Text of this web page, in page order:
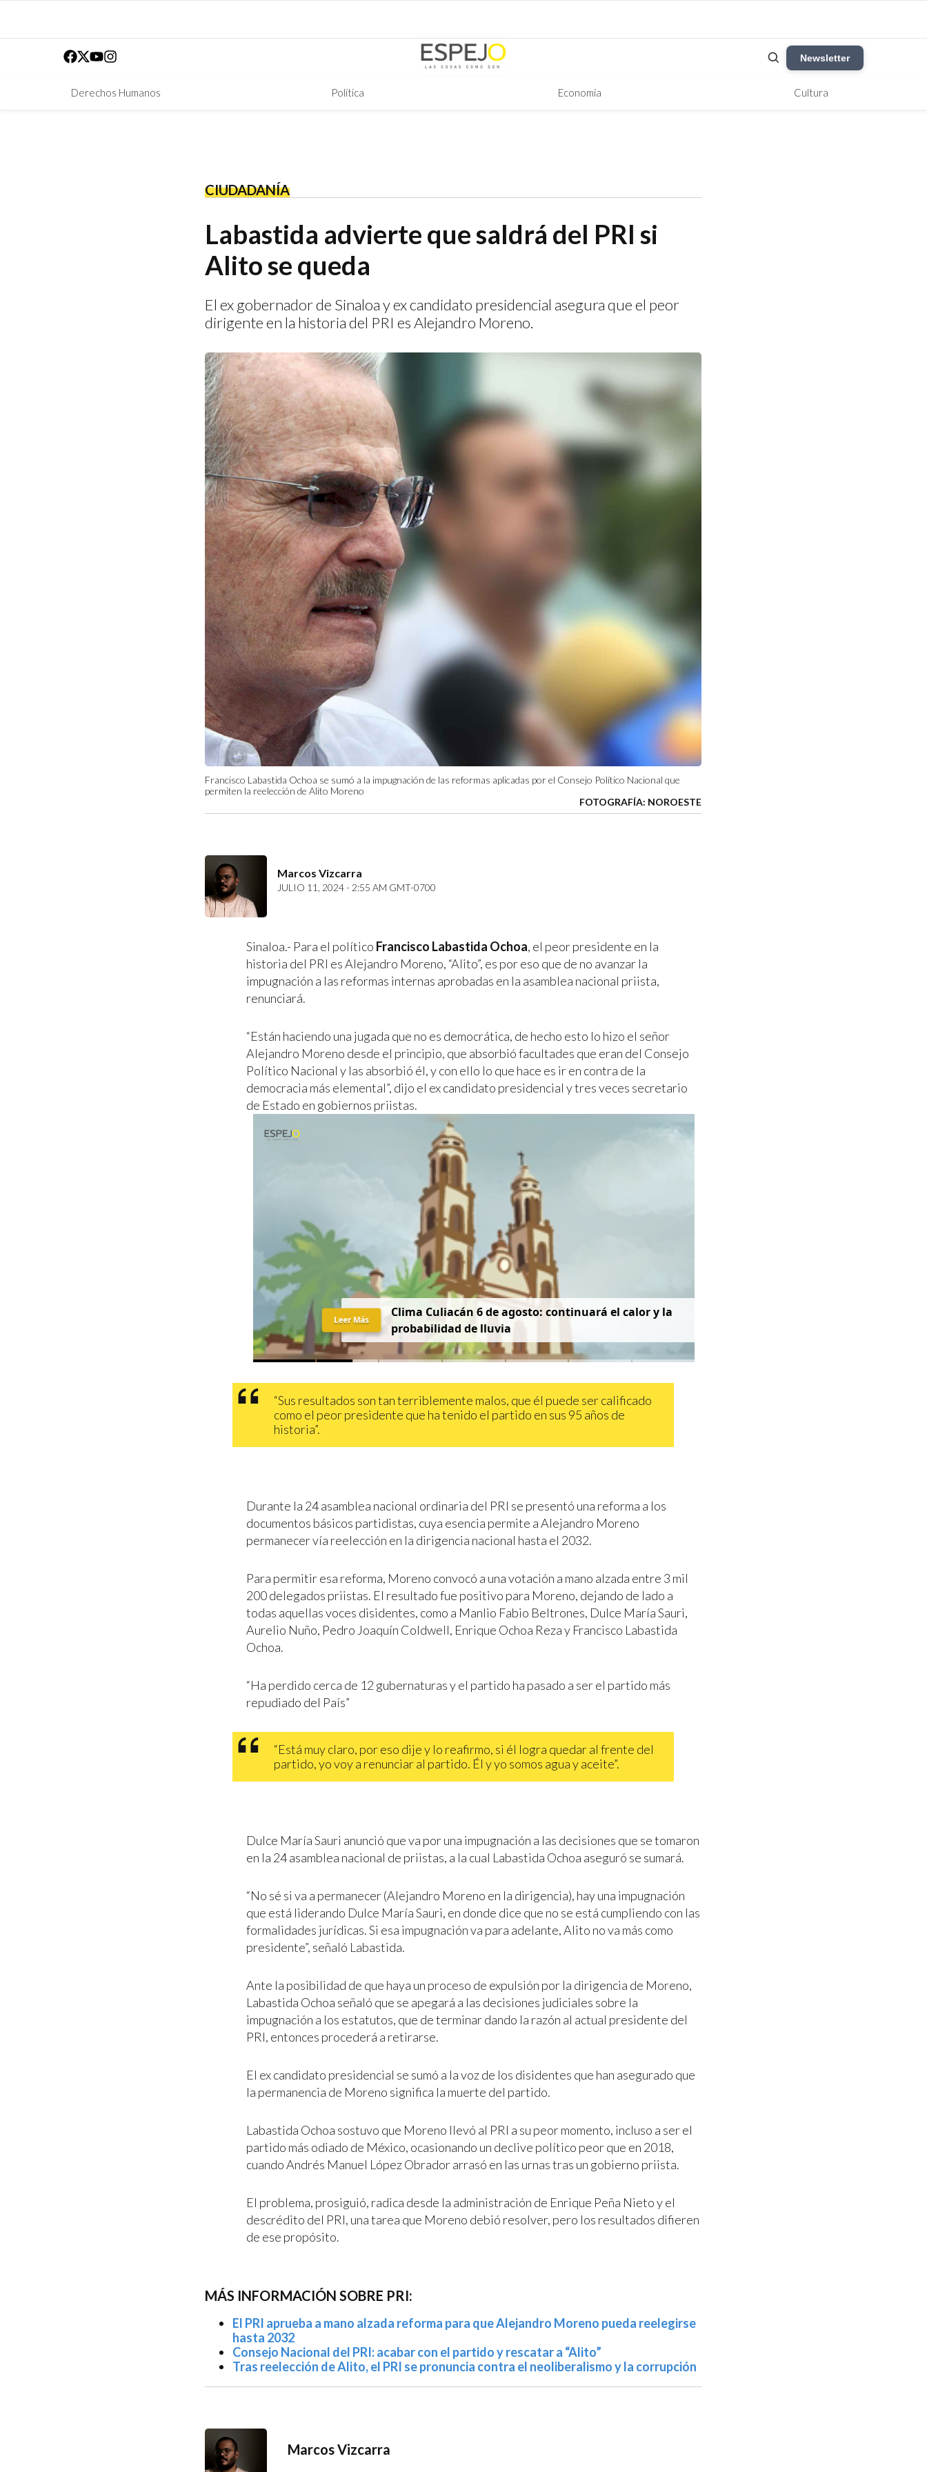
Newsletter
Derechos Humanos Política Economía Cultura
CIUDADANÍA
Labastida advierte que saldrá del PRI si
Alito se queda
El ex gobernador de Sinaloa y ex candidato presidencial asegura que el peor
dirigente en la historia del PRI es Alejandro Moreno.
Francisco Labastida Ochoa se sumó a la impugnación de las reformas aplicadas por el Consejo Político Nacional que
permiten la reelección de Alito Moreno
FOTOGRAFÍA: NOROESTE
Marcos Vizcarra
JULIO 11, 2024 - 2:55 AM GMT-0700
Sinaloa.- Para el político Francisco Labastida Ochoa, el peor presidente en la
historia del PRI es Alejandro Moreno, “Alito”, es por eso que de no avanzar la
impugnación a las reformas internas aprobadas en la asamblea nacional priista,
renunciará.
“Están haciendo una jugada que no es democrática, de hecho esto lo hizo el señor
Alejandro Moreno desde el principio, que absorbió facultades que eran del Consejo
Político Nacional y las absorbió él, y con ello lo que hace es ir en contra de la
democracia más elemental”, dijo el ex candidato presidencial y tres veces secretario
de Estado en gobiernos priistas.
Clima Culiacán 6 de agosto: continuará el calor y la
probabilidad de lluvia
Leer Más
“Sus resultados son tan terriblemente malos, que él puede ser calificado
como el peor presidente que ha tenido el partido en sus 95 años de
historia”.
Durante la 24 asamblea nacional ordinaria del PRI se presentó una reforma a los
documentos básicos partidistas, cuya esencia permite a Alejandro Moreno
permanecer vía reelección en la dirigencia nacional hasta el 2032.
Para permitir esa reforma, Moreno convocó a una votación a mano alzada entre 3 mil
200 delegados priistas. El resultado fue positivo para Moreno, dejando de lado a
todas aquellas voces disidentes, como a Manlio Fabio Beltrones, Dulce María Sauri,
Aurelio Nuño, Pedro Joaquín Coldwell, Enrique Ochoa Reza y Francisco Labastida
Ochoa.
“Ha perdido cerca de 12 gubernaturas y el partido ha pasado a ser el partido más
repudiado del País”
“Está muy claro, por eso dije y lo reafirmo, si él logra quedar al frente del
partido, yo voy a renunciar al partido. Él y yo somos agua y aceite”.
Dulce María Sauri anunció que va por una impugnación a las decisiones que se tomaron
en la 24 asamblea nacional de priistas, a la cual Labastida Ochoa aseguró se sumará.
“No sé si va a permanecer (Alejandro Moreno en la dirigencia), hay una impugnación
que está liderando Dulce María Sauri, en donde dice que no se está cumpliendo con las
formalidades jurídicas. Si esa impugnación va para adelante, Alito no va más como
presidente”, señaló Labastida.
Ante la posibilidad de que haya un proceso de expulsión por la dirigencia de Moreno,
Labastida Ochoa señaló que se apegará a las decisiones judiciales sobre la
impugnación a los estatutos, que de terminar dando la razón al actual presidente del
PRI, entonces procederá a retirarse.
El ex candidato presidencial se sumó a la voz de los disidentes que han asegurado que
la permanencia de Moreno significa la muerte del partido.
Labastida Ochoa sostuvo que Moreno llevó al PRI a su peor momento, incluso a ser el
partido más odiado de México, ocasionando un declive político peor que en 2018,
cuando Andrés Manuel López Obrador arrasó en las urnas tras un gobierno priista.
El problema, prosiguió, radica desde la administración de Enrique Peña Nieto y el
descrédito del PRI, una tarea que Moreno debió resolver, pero los resultados difieren
de ese propósito.
MÁS INFORMACIÓN SOBRE PRI:
El PRI aprueba a mano alzada reforma para que Alejandro Moreno pueda reelegirse
hasta 2032
Consejo Nacional del PRI: acabar con el partido y rescatar a “Alito”
Tras reelección de Alito, el PRI se pronuncia contra el neoliberalismo y la corrupción
Marcos Vizcarra